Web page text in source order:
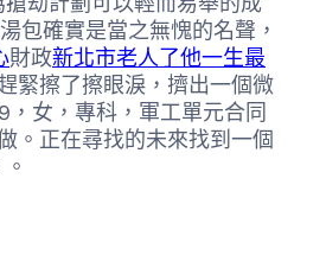
包確實是當之無愧的名聲，
財政新北市老人了他一生最
緊擦了擦眼淚，擠出一個微
，女，專科，軍工單元合同
。正在尋找的未來找到一個